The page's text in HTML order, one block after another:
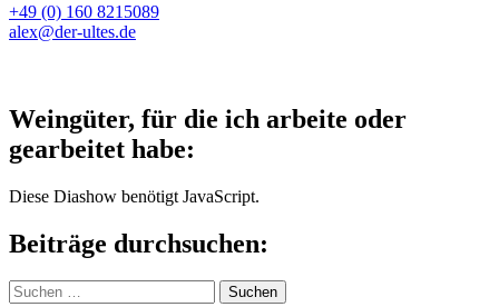
+49 (0) 160 8215089
alex@der-ultes.de
Weingüter, für die ich arbeite oder
gearbeitet habe:
Diese Diashow benötigt JavaScript.
Beiträge durchsuchen:
Suchen